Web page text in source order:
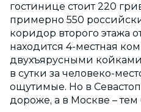
гостинице стоит 220
примерно 550
коридор второго этажа
находится 4-местная
двухъярусными
в сутки за человеко-
ощутимые. Но в
дороже, а в Москве – тем